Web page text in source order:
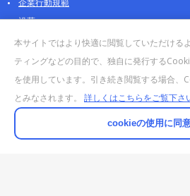
沿革
採用情報
パートナー
お問合せ・販売
法人お問合せについて
AOSストア
本サイトではより快適に閲覧していただける
ティングなどの目的で、独自に発行する
を使用しています。引き続き閲覧する場合、
とみなされます。 詳しくはこちらをご覧下さ
cookieの使用に同